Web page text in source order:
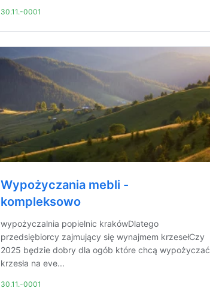
30.11.-0001
Wypożyczania mebli -
kompleksowo
wypożyczalnia popielnic krakówDlatego
przedsiębiorcy zajmujący się wynajmem krzesełCzy
2025 będzie dobry dla ogób które chcą wypożyczać
krzesła na eve...
30.11.-0001